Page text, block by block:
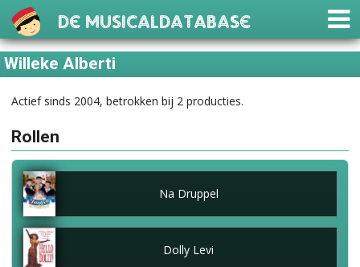
De Musicaldatabase
Willeke Alberti
Actief sinds 2004, betrokken bij 2 producties.
Rollen
Na Druppel
Dolly Levi